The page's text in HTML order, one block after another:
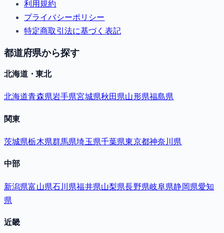
利用規約
プライバシーポリシー
特定商取引法に基づく表記
都道府県から探す
北海道・東北
北海道青森県岩手県宮城県秋田県山形県福島県
関東
茨城県栃木県群馬県埼玉県千葉県東京都神奈川県
中部
新潟県富山県石川県福井県山梨県長野県岐阜県静岡県愛知
県
近畿